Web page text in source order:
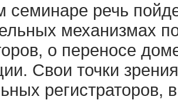
семинаре речь
механизмах
о переносе
Свои точки
регистраторов,